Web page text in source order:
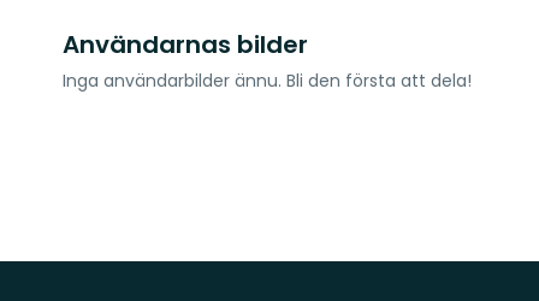
Användarnas bilder
Inga användarbilder ännu. Bli den första att dela!